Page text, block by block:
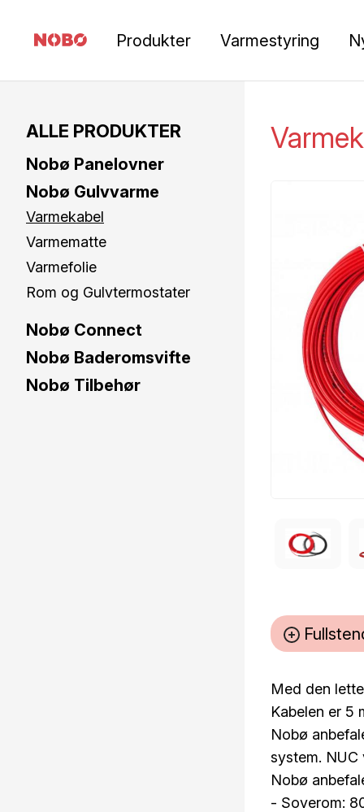
Produkter Varmestyring
ALLE PRODUKTER
Nobø Panelovner
Nobø Gulvvarme
Varmekabel
Varmematte
Varmefolie
Rom og Gulvtermostater
Nobø Connect
Nobø Baderomsvifte
Nobø Tilbehør
Med den
Kabelen er 5
Nobø
system. NUC
Nobø
- Soverom: